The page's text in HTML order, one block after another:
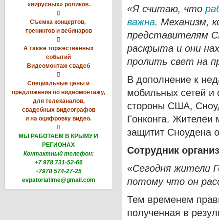
«вирусных» роликов.

Съемка концертов,
тренингов и вебинаров

А также торжественных
событий
Видеомонтаж свадеб

Специальные цены и
предложения по видеомонтажу,
для телеканалов,
свадебных видеографов
и на оцифровку видео.

МЫ РАБОТАЕМ В КРЫМУ И
РЕГИОНАХ
Контактный телефон:
+7 978 731-52-66
+7978 574-27-25
evpatoriatime@gmail.com
«Я считаю, что
важна. Механизм,
представителям
раскрыта и они
пролить свет на
В дополнение к
мобильных сетей и
стороны США,
Гонконга. Жителеи
защитит Сноудена
Сотрудник
«Сегодня жители
потому что он
Тем временем
полученная в